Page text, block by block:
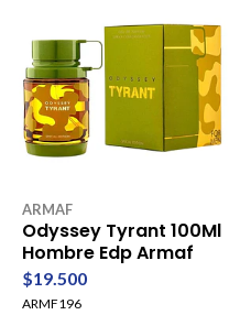
ARMAF
Odyssey Tyrant 100Ml
Hombre Edp Armaf
$19.500
ARMF196